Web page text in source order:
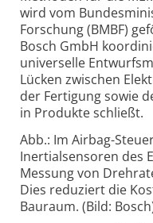
wird vom
Forschung (BMBF)
Bosch GmbH
universelle
Lücken zwischen
der Fertigung sowie
in Produkte schließt.
Abb.: Im Airbag-
Inertialsensoren des
Messung von
Dies reduziert die
Bauraum. (Bild: